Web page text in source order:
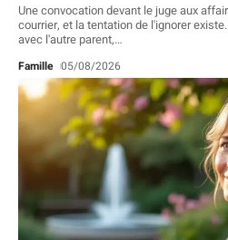
Une convocation devant le juge aux
courrier, et la tentation de l'ignorer
avec l'autre parent,…
Famille 05/08/2026